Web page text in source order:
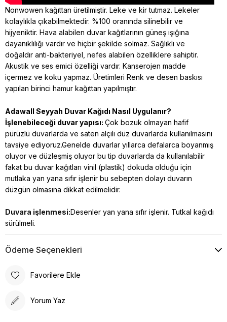
Nonwowen kağıttan üretilmiştir. Leke ve kir tutmaz. Lekeler
kolaylıkla çıkabilmektedir. %100 oranında silinebilir ve
hijyeniktir. Hava alabilen duvar kağıtlarının güneş ışığına
dayanıklılığı vardır ve hiçbir şekilde solmaz. Sağlıklı ve
doğaldır anti-bakteriyel, nefes alabilen özelliklere sahiptir.
Akustik ve ses emici özelliği vardır. Kanserojen madde
içermez ve koku yapmaz. Üretimleri Renk ve desen baskısı
yapılan birinci hamur kağıttan yapılmıştır.
Adawall Seyyah Duvar Kağıdı Nasıl Uygulanır?
İşlenebileceği duvar yapısı: Çok bozuk olmayan hafif
pürüzlü duvarlarda ve saten alçılı düz duvarlarda kullanılmasını
tavsiye ediyoruz.Genelde duvarlar yıllarca defalarca boyanmış
oluyor ve düzleşmiş oluyor bu tip duvarlarda da kullanılabilir
fakat bu duvar kağıtları vinil (plastik) dokuda olduğu için
mutlaka yan yana sıfır işlenir bu sebepten dolayı duvarın
düzgün olmasına dikkat edilmelidir.
Duvara işlenmesi:Desenler yan yana sıfır işlenir. Tutkal kağıdı
sürülmeli.
Ödeme Seçenekleri
Favorilere Ekle
Yorum Yaz